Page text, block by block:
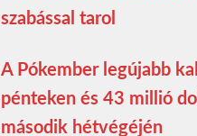
szabással tarol
A Pókember legújabb
pénteken és 43 millió
második hétvégéjén